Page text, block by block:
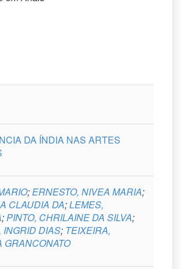
DA ÍNDIA NAS ARTES
;ERNESTO, NIVEA MARIA;
CLAUDIA DA;LEMES,
;PINTO, CHRILAINE DA SILVA;
INGRID DIAS; TEIXEIRA,
GRANCONATO